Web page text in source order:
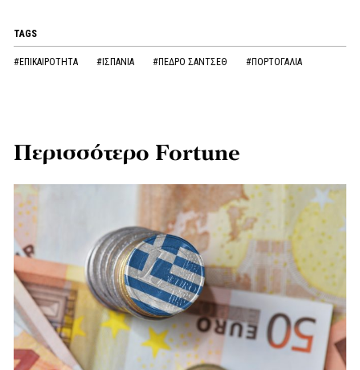
TAGS
#ΕΠΙΚΑΙΡΟΤΗΤΑ #ΙΣΠΑΝΙΑ #ΠΕΔΡΟ ΣΑΝΤΣΕΘ #ΠΟΡΤΟΓΑΛΙΑ
Περισσότερο Fortune